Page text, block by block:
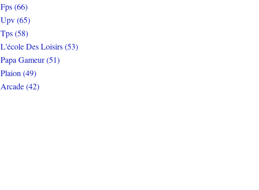
Fps (66)
Upv (65)
Tps (58)
L'école Des Loisirs (53)
Papa Gameur (51)
Plaion (49)
Arcade (42)